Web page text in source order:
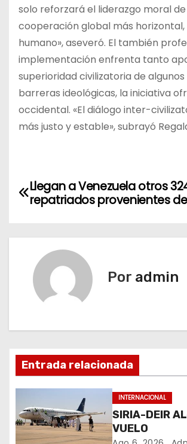
solo reforzará el liderazgo moral
cooperación global más
humano», aseveró. El también
implementación enfrenta tanto
superioridad civilizatoria de
barreras ideológicas, la iniciativa
occidental. «El diálogo inter-
más justo y estable», subrayó
N
v
c
i
ó
n
d
Llegan a Venezuela otros
repatriados provenientes
Por admin
Entrada relacionada
INTERNACIONAL
SIRIA-DEIR
VUELO